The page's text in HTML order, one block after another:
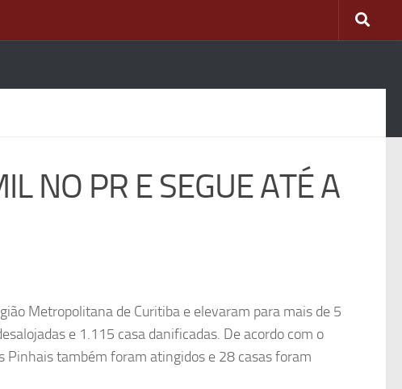
NO PR E SEGUE ATÉ A
Metropolitana de Curitiba e elevaram para mais de 5
e 1.115 casa danificadas. De acordo com o
Pinhais também foram atingidos e 28 casas foram